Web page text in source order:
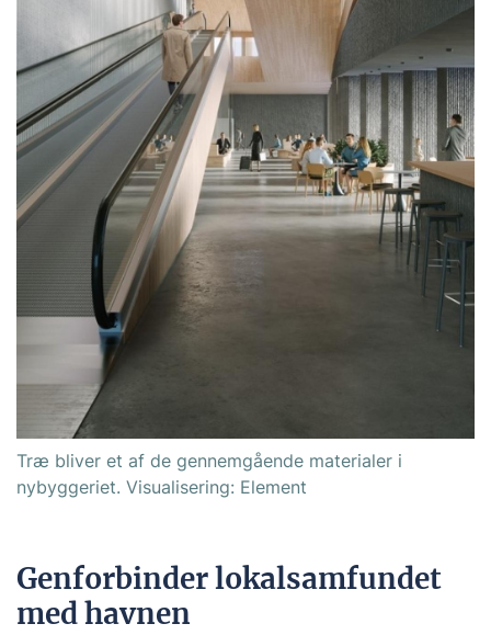
Træ bliver et af de gennemgående materialer i
nybyggeriet. Visualisering: Element
Genforbinder lokalsamfundet
med havnen